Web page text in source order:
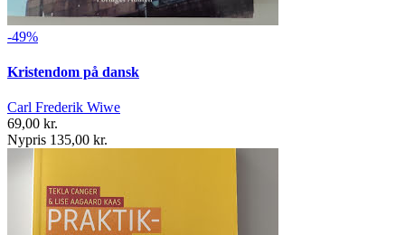
-49%
Kristendom på dansk
Carl Frederik Wiwe
69,00 kr.
Nypris 135,00 kr.